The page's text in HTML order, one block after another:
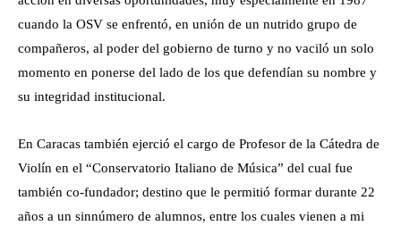
cuando la OSV se enfrentó, en unión de un nutrido grupo de
compañeros, al poder del gobierno de turno y no vaciló un solo
momento en ponerse del lado de los que defendían su nombre y
su integridad institucional.
En Caracas también ejerció el cargo de Profesor de la Cátedra de
Violín en el “Conservatorio Italiano de Música” del cual fue
también co-fundador; destino que le permitió formar durante 22
años a un sinnúmero de alumnos, entre los cuales vienen a mi